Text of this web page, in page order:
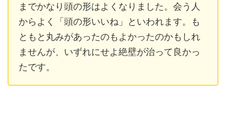
までかなり頭の形はよくなりました。会う人
からよく「頭の形いいね」といわれます。も
ともと丸みがあったのもよかったのかもしれ
ませんが、いずれにせよ絶壁が治って良かっ
たです。